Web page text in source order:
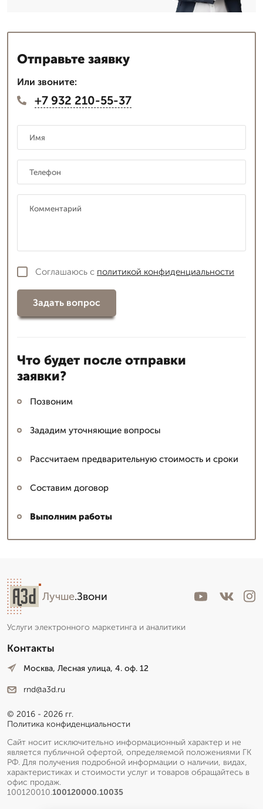
Отправьте заявку
Или звоните:
+7 932 210-55-37
Соглашаюсь с политикой конфиденциальности
Задать вопрос
Что будет после отправки
заявки?
Позвоним
Зададим уточняющие вопросы
Рассчитаем предварительную стоимость и сроки
Составим договор
Выполним работы
Лучше.Звони
Услуги электронного маркетинга и аналитики
Контакты
Москва, Лесная улица, 4. оф. 12
rnd@a3d.ru
© 2016 - 2026 гг.
Политика конфиденциальности
Сайт носит исключительно информационный характер и не
является публичной офертой, определяемой положениями ГК
РФ. Для получения подробной информации о наличии, видах,
характеристиках и стоимости услуг и товаров обращайтесь в
офис продаж.
100120010.100120000.10035